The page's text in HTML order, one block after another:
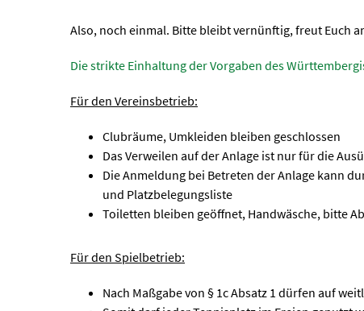
Also, noch einmal. Bitte bleibt vernünftig, freut Euch
Die strikte Einhaltung der Vorgaben des
Für den Vereinsbetrieb:
Clubräume, Umkleiden bleiben geschlossen
Das Verweilen auf der Anlage ist nur für die
Die Anmeldung bei Betreten der Anlage kann
und Platzbelegungsliste
Toiletten bleiben geöffnet, Handwäsche, bitte
Für den Spielbetrieb:
Nach Maßgabe von § 1c Absatz 1 dürfen auf